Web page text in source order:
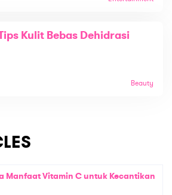
Kulit Bebas Dehidrasi
Beauty
Manfaat Vitamin C untuk Kecantikan